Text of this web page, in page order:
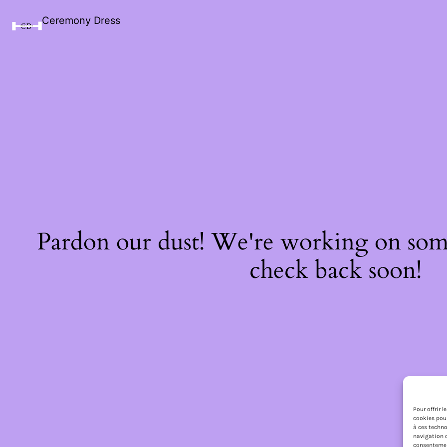
Pour offrir
cookies
à ces
navigation
Ceremony Dress
Pardon our dust! We're working on
check back soon!